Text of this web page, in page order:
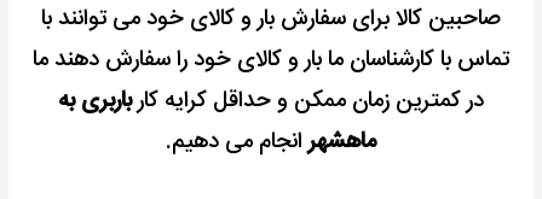
صاحبین کالا برای سفارش بار و کالای خود می توانند با
تماس با کارشناسان ما بار و کالای خود را سفارش دهند ما
درکمترین زمان ممکن و حداقل کرایه کارباربری به
ماهشهرانجام می دهیم.